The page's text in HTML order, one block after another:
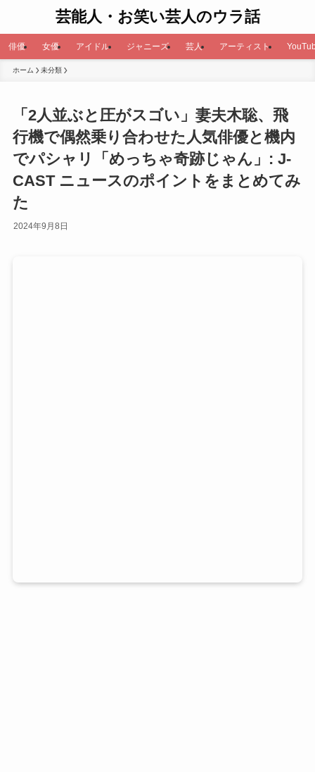
芸能人・お笑い芸人のウラ話
俳優 女優 アイドル ジャニーズ 芸人 アーティスト
ホーム 未分類
「2人並ぶと圧がスゴい」妻夫木聡、飛
行機で偶然乗り合わせた人気俳優と機内
でパシャリ「めっちゃ奇跡じゃん」: J-
CAST ニュースのポイントをまとめてみ
た
2024年9月8日